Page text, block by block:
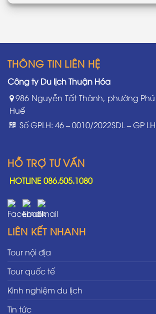
THÔNG TIN LIÊN HỆ
Công ty Du lịch Thuận Hóa
986 Nguyễn Tất Thành, phường
Huế
Số GPLH: 46 – 0010/2022SDL – GP
HỖ TRỢ TƯ VẤN
HOTLINE 086.505.1080
LIÊN KẾT NHANH
Tour nội địa
Tour quốc tế
Kinh nghiệm du lịch
Tin tức